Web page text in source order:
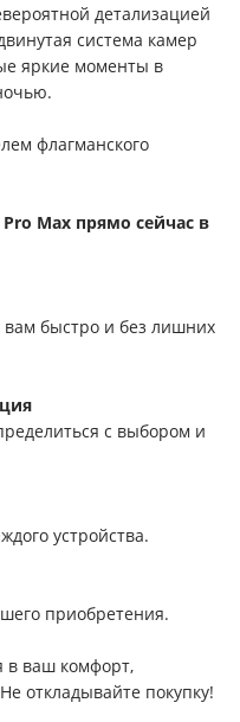
детализацией
система камер
яркие моменты в
флагманского
Max прямо сейчас в
быстро и без лишних
с выбором и
устройства.
приобретения.
в ваш комфорт,
откладывайте покупку!